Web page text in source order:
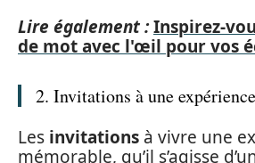
Lire également :Inspirez-
de mot avec l'œil pour vos
2. Invitations à une expérience
Les invitations à vivre une
mémorable, qu’il s’agisse